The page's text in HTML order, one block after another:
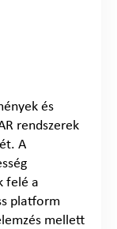
és
rendszerek
A
felé a
platform
mellett